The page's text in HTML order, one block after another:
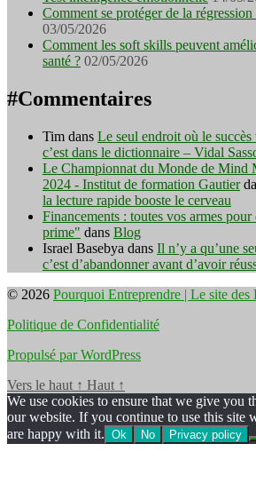
Comment se protéger de la
03/05/2026
Comment les soft skills peuvent
santé ? 02/05/2026
#Commentaires
Tim dans Le seul endroit où le
c’est dans le dictionnaire – Vidal
Le Championnat du Monde de Mind
2024 - Institut de formation Gautier
la lecture rapide booste le cerveau
Financements : toutes vos armes
prime" dans Blog
Israel Basebya dans Il n’y a qu’une
c’est d’abandonner avant d’avoir
© 2026 Pourquoi Entreprendre | Le site des
Politique de Confidentialité
Propulsé par WordPress
Vers le haut ↑ Haut ↑
We use cookies to ensure that we give you
our website. If you continue to use this site
are happy with it. Ok No Privacy policy